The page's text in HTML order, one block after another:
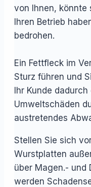
von Ihnen, könnte
Ihren Betrieb
bedrohen.
Ein Fettfleck im
Sturz führen und
Ihr Kunde
Umweltschäden
austretendes
Stellen Sie sich
Wurstplatten
über Magen.- und
werden